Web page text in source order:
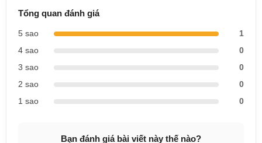
Tổng quan đánh giá
5 sao
1
4 sao
0
3 sao
0
2 sao
0
1 sao
0
Bạn đánh giá bài viết này thế nào?